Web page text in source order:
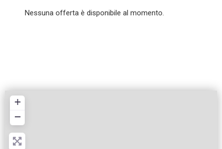
Nessuna offerta è disponibile al momento.
+
−